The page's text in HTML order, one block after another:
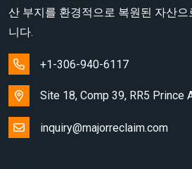
산 부지를 환경적으로 복원된 자산
니다.
+1-306-940-6117
Site 18, Comp 39, RR5 Prince
inquiry@majorreclaim.com